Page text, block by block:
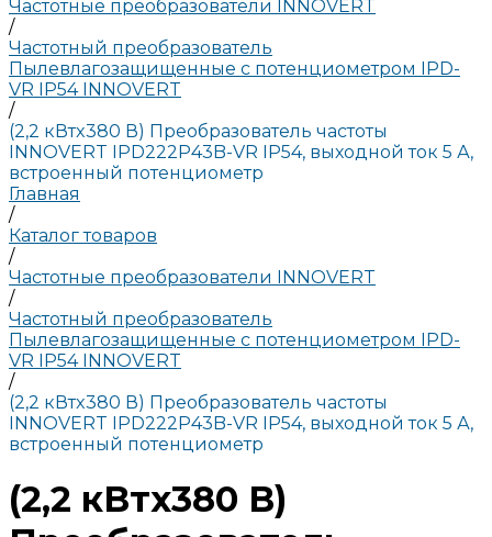
Частотные преобразователи INNOVERT
/
Частотный преобразователь
Пылевлагозащищенные с потенциометром IPD-
VR IP54 INNOVERT
/
(2,2 кВтx380 В) Преобразователь частоты
INNOVERT IPD222P43B-VR IP54, выходной ток 5 А,
встроенный потенциометр
Главная
/
Каталог товаров
/
Частотные преобразователи INNOVERT
/
Частотный преобразователь
Пылевлагозащищенные с потенциометром IPD-
VR IP54 INNOVERT
/
(2,2 кВтx380 В) Преобразователь частоты
INNOVERT IPD222P43B-VR IP54, выходной ток 5 А,
встроенный потенциометр
(2,2 кВтx380 В)